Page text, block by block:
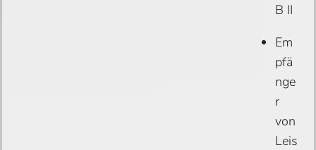
B II
Em
pfä
nge
r
von
Leis